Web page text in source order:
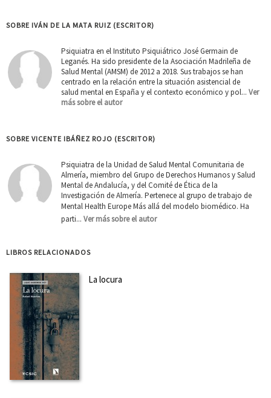
SOBRE IVÁN DE LA MATA RUIZ (ESCRITOR)
Psiquiatra en el Instituto Psiquiátrico José Germain de
Leganés. Ha sido presidente de la Asociación Madrileña de
Salud Mental (AMSM) de 2012 a 2018. Sus trabajos se han
centrado en la relación entre la situación asistencial de
salud mental en España y el contexto económico y pol... Ver
más sobre el autor
SOBRE VICENTE IBÁÑEZ ROJO (ESCRITOR)
Psiquiatra de la Unidad de Salud Mental Comunitaria de
Almería, miembro del Grupo de Derechos Humanos y Salud
Mental de Andalucía, y del Comité de Ética de la
Investigación de Almería. Pertenece al grupo de trabajo de
Mental Health Europe Más allá del modelo biomédico. Ha
parti... Ver más sobre el autor
LIBROS RELACIONADOS
La locura